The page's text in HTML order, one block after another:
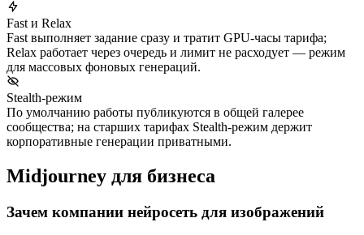
Fast и Relax
Fast выполняет задание сразу и тратит GPU-часы тарифа;
Relax работает через очередь и лимит не расходует — режим
для массовых фоновых генераций.
Stealth-режим
По умолчанию работы публикуются в общей галерее
сообщества; на старших тарифах Stealth-режим держит
корпоративные генерации приватными.
Midjourney для бизнеса
Зачем компании нейросеть для изображений